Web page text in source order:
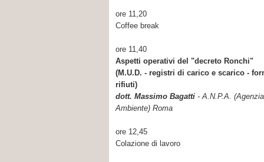
ore 11,20
Coffee break
ore 11,40
Aspetti operativi del "decreto Ronchi"
(M.U.D. - registri di carico e scarico -
rifiuti)
dott. Massimo Bagatti - A.N.P.A.
Ambiente) Roma
ore 12,45
Colazione di lavoro